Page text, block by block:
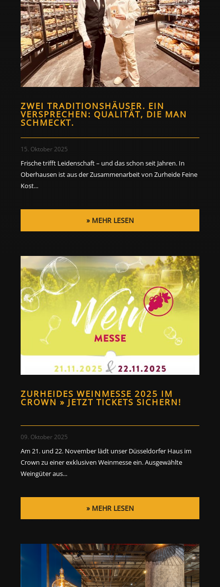
ZWEI TRADITIONSHÄUSER. EIN
VERSPRECHEN: QUALITÄT, DIE MAN
SCHMECKT.
15. Oktober 2025
Frische trifft Leidenschaft – und das schon seit Jahren. In
Oberhausen ist aus der Zusammenarbeit von Zurheide Feine
Kost...
MEHR LESEN
ZURHEIDES WEINMESSE 2025 IM
CROWN » JETZT TICKETS SICHERN!
09. Oktober 2025
Am 21. und 22. November lädt unser Düsseldorfer Haus im
Crown zu einer exklusiven Weinmesse ein. Ausgewählte
Weingüter aus...
MEHR LESEN